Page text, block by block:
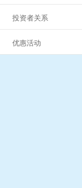
投资者关系
优惠活动